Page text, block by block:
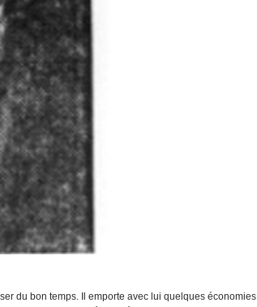
du bon temps. Il emporte avec lui quelques économies